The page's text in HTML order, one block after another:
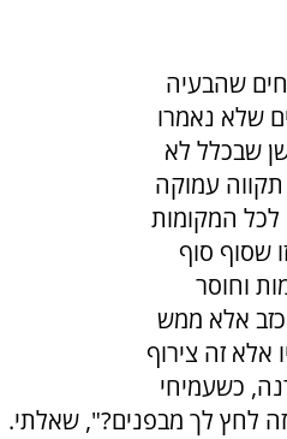
שהבעיה
שלא נאמרו
שבכלל לא
עמוקה
לכל המקומות
שסוף סוף
וחוסר
אלא ממש
זה צירוף
כשעמיחי
לחץ לך מבפנים?", שאלתי.